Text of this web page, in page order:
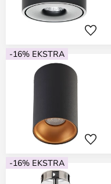
-16% EKSTRA
-16% EKSTRA